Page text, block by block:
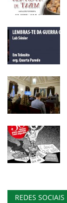
REDES SOCIAIS